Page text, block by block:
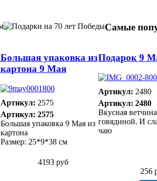
Самые
4193 руб
Большая упаковка из
картона 9 Мая
Артикул: 2575
Артикул: 2575
Большая упаковка 9 Мая из
картона
Размер: 25*9*38 см
256
Подарок 9
Артикул: 2480
Артикул: 2480
Вкусная
говядиной. И
чаю